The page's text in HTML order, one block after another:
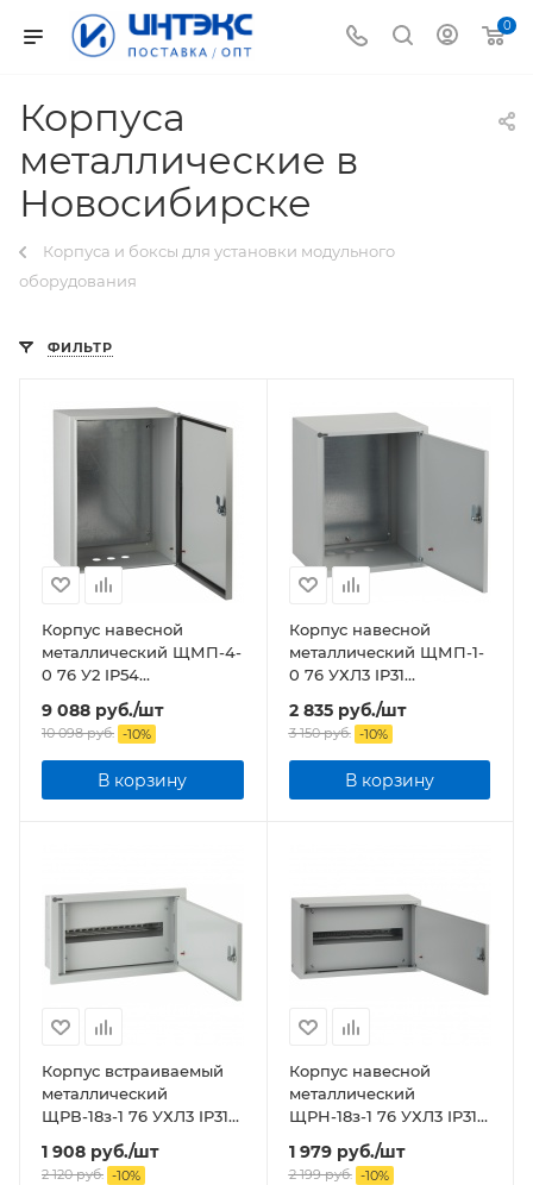
0
Корпуса
металлические в
Новосибирске
Корпуса и боксы для установки модульного
оборудования
ФИЛЬТР
Корпус навесной
металлический ЩМП-4-
0 76 У2 IP54
(800х650х250) NO-114-13
ЭРА
9 088 руб./шт
10 098руб. -10%
В корзину
Корпус навесной
металлический ЩМП-1-
0 76 УХЛ3 IP31
(395х310х220) NO-111-00
ЭРА
2 835руб./шт
3 150руб. -10%
В корзину
Корпус встраиваемый
металлический
ЩРВ-18з-1 76 УХЛ3 IP31
NO-123-25 ЭРА
1 908 руб./шт
2 120руб. -10%
Корпус навесной
металлический
ЩРН-18з-1 76 УХЛ3 IP31
NO-121-00 ЭРА
1 979руб./шт
2 199руб. -10%